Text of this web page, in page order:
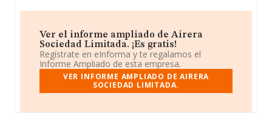
Ver el informe ampliado de Airera
Sociedad Limitada. ¡Es gratis!
Regístrate en eInforma y te regalamos el
Informe Ampliado de esta empresa.
VER INFORME AMPLIADO DE AIRERA
SOCIEDAD LIMITADA.